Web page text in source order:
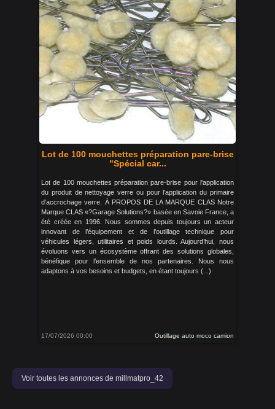
Lot de 100 mouchettes préparation pare-brise
"Spécial car...
Lot de 100 mouchettes préparation pare-brise pour l'application
du produit de nettoyage verre ou pour l'application du primaire
d'accrochage verre. À PROPOS DE LA MARQUE CLAS Notre
Marque CLAS «?Garage Solutions?» basée en Savoie France, a
été créée en 1996. Nous sommes depuis toujours un acteur
innovant de l’équipement et de l’outillage technique pour
véhicules légers, utilitaires et poids lourds. Aujourd’hui, nous
évoluons vers un écosystème offrant des solutions globales,
bénéfique pour l’ensemble de nos partenaires. Nous nous
adaptons à vos besoins et budgets, en étant toujours (...)
17/07/2026 00:00 Outillage auto moco camion
Voir toutes les annonces de millmatpro_42